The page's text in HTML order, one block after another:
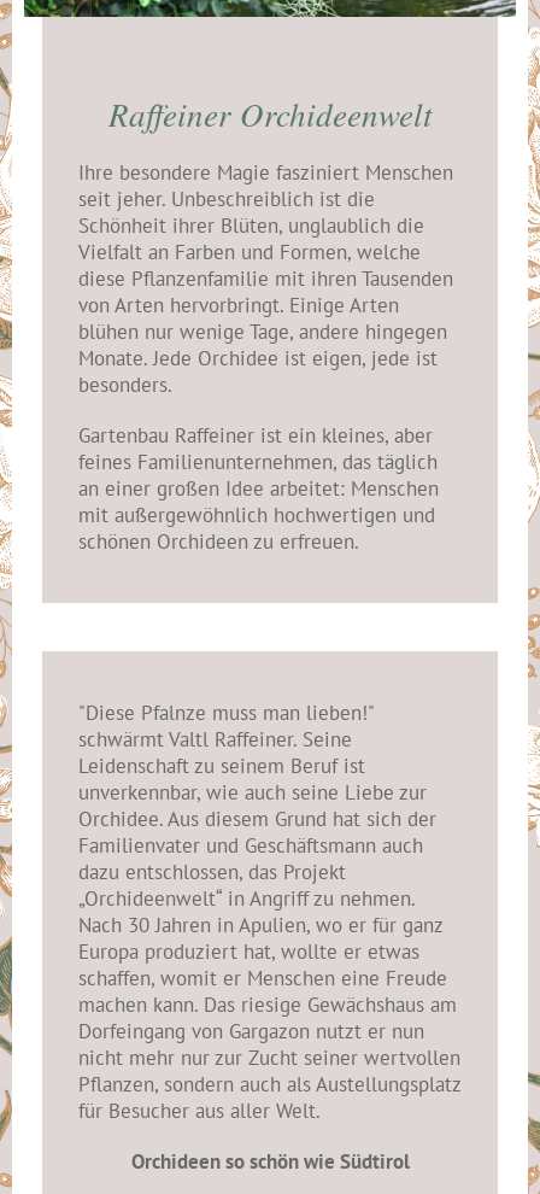
Raffeiner Orchideenwelt
Ihre besondere Magie fasziniert Menschen
seit jeher. Unbeschreiblich ist die
Schönheit ihrer Blüten, unglaublich die
Vielfalt an Farben und Formen, welche
diese Pflanzenfamilie mit ihren Tausenden
von Arten hervorbringt. Einige Arten
blühen nur wenige Tage, andere hingegen
Monate. Jede Orchidee ist eigen, jede ist
besonders.
Gartenbau Raffeiner ist ein kleines, aber
feines Familienunternehmen, das täglich
an einer großen Idee arbeitet: Menschen
mit außergewöhnlich hochwertigen und
schönen Orchideen zu erfreuen.
"Diese Pfalnze muss man lieben!"
schwärmt Valtl Raffeiner. Seine
Leidenschaft zu seinem Beruf ist
unverkennbar, wie auch seine Liebe zur
Orchidee. Aus diesem Grund hat sich der
Familienvater und Geschäftsmann auch
dazu entschlossen, das Projekt
„Orchideenwelt“ in Angriff zu nehmen.
Nach 30 Jahren in Apulien, wo er für ganz
Europa produziert hat, wollte er etwas
schaffen, womit er Menschen eine Freude
machen kann. Das riesige Gewächshaus am
Dorfeingang von Gargazon nutzt er nun
nicht mehr nur zur Zucht seiner wertvollen
Pflanzen, sondern auch als Austellungsplatz
für Besucher aus aller Welt.
Orchideen so schön wie Südtirol